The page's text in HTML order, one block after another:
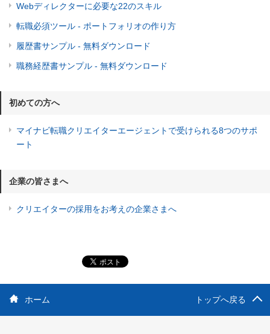
Webディレクターに必要な22のスキル
転職必須ツール - ポートフォリオの作り方
履歴書サンプル - 無料ダウンロード
職務経歴書サンプル - 無料ダウンロード
初めての方へ
マイナビ転職クリエイターエージェントで受けられる8つのサポ
ート
企業の皆さまへ
クリエイターの採用をお考えの企業さまへ
ホーム トップへ戻る